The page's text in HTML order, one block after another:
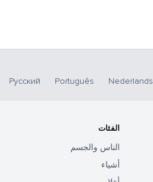
Nederlands
Português
Русский
الفئات
الناس والجسم
أشياء